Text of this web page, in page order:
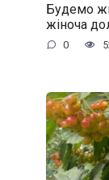
Будемо
жіноча
0